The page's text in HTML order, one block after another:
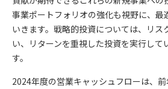
事業ポートフォリオの強化も視野に、最
いきます。戦略的投資については、リス
い、リターンを重視した投資を実行して
す。
2024年度の営業キャッシュフローは、